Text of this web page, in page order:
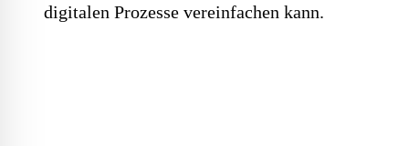
digitalen Prozesse vereinfachen kann.